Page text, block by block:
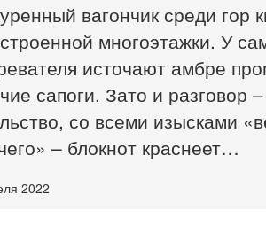
вагончик среди гор
многоэтажки. У
источают амбре
сапоги. Зато и разговор
со всеми изысками
– блокнот краснеет…
2022